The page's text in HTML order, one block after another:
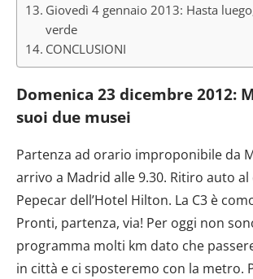
Giovedì 4 gennaio 2013: Hasta
verde
CONCLUSIONI
Domenica 23 dicembre 2012:
suoi due musei
Partenza ad orario improponibile da
arrivo a Madrid alle 9.30. Ritiro auto
Pepecar dell’Hotel Hilton. La C3 è
Pronti, partenza, via! Per oggi non
programma molti km dato che
in città e ci sposteremo con la metro.